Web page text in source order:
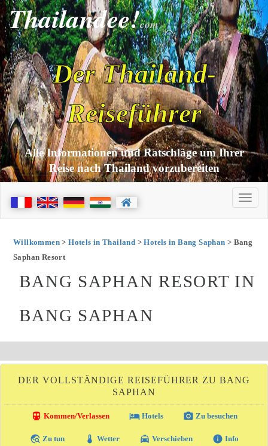
Thailandee!com
Der Thailand-
Reiseführer
Alle Informationen und Ratschläge um Ihrer
Reise nach Thailand vorzubereiten
Willkommen>Hotels in Thailand >Hotels in Bang Saphan > Bang
Saphan Resort
BANG SAPHAN RESORT IN
BANG SAPHAN
DER VOLLSTÄNDIGE REISEFÜHRER ZU BANG
SAPHAN
directions_transit Kommen/Verlassen local_hotelHotels photo_camera Zu besuchen
travel_explore Zu tun thermostat Wetter local_taxi Verschieben info Info